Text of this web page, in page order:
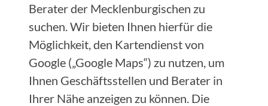
Berater der Mecklenburgischen zu
suchen. Wir bieten Ihnen hierfür die
Möglichkeit, den Kartendienst von
Google („Google Maps“) zu nutzen, um
Ihnen Geschäftsstellen und Berater in
Ihrer Nähe anzeigen zu können. Die